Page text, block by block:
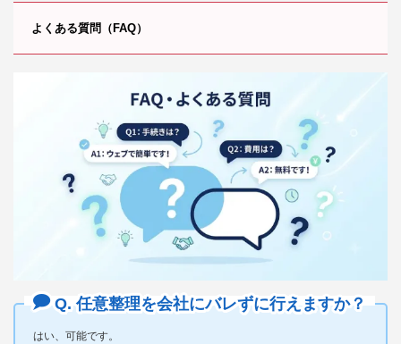
よくある質問（FAQ）
Q. 任意整理を会社にバレずに行えますか？
はい、可能です。